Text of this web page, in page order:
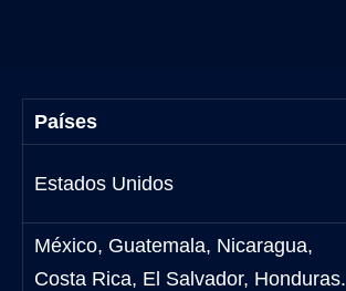
Países
Estados Unidos
México, Guatemala, Nicaragua,
Costa Rica, El Salvador, Honduras.